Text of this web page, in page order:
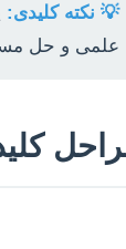
💡 نکته کلیدی:
علمی و حل